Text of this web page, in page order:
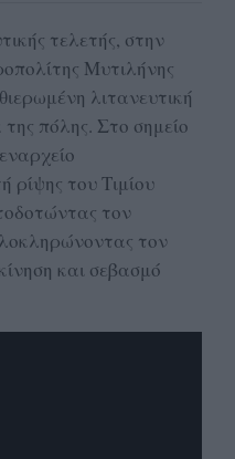
τελετής, στην
Μυτιλήνης
λιτανευτική
πόλης. Στο σημείο
ρίψης του Τιμίου
τον
τον
και σεβασμό